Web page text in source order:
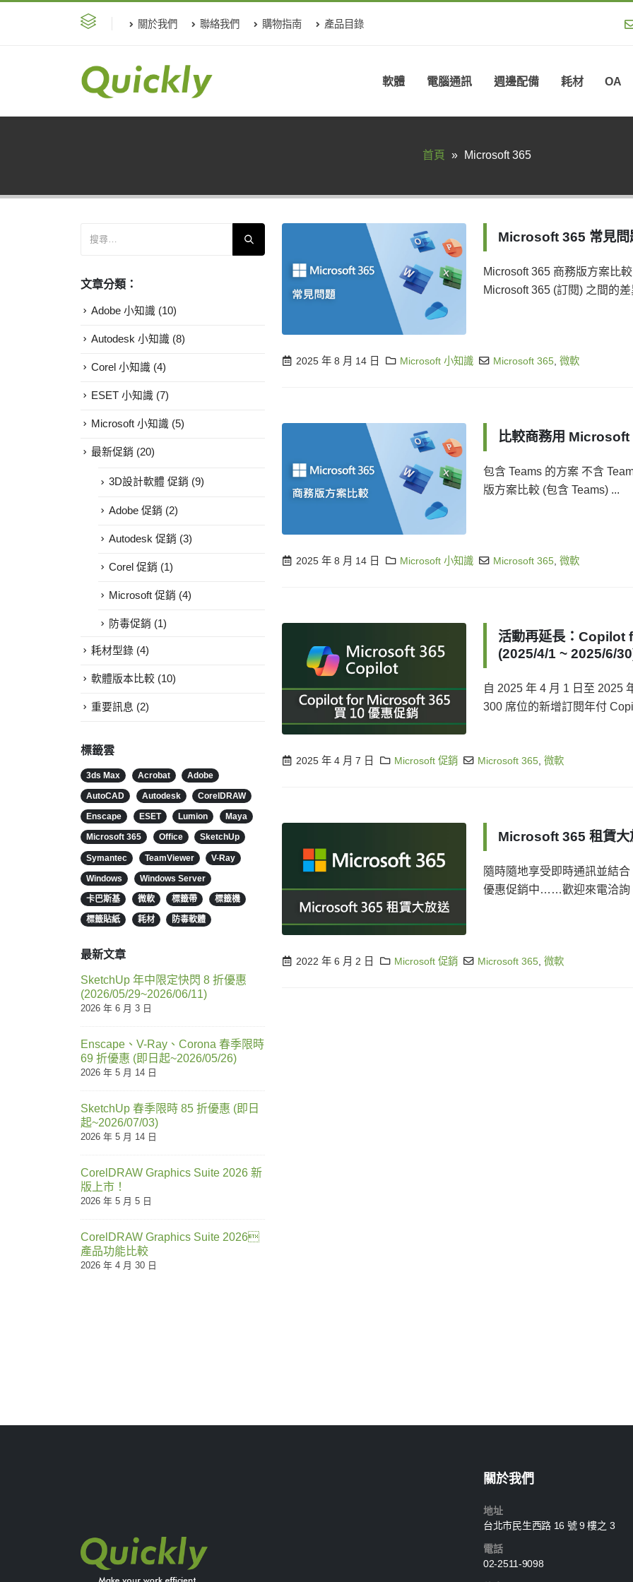
關於我們 聯絡我們 購物指南 產品目錄
軟體 電腦通訊 週邊配備 耗材 OA
首頁 » Microsoft 365
Microsoft 365 常見問
Microsoft 365 商務版方案比
Microsoft 365 (訂閱) 之間的
2025 年 8 月 14 日 Microsoft 小知識 Microsoft 365 ,微軟
比較商務用 Microsoft
包含 Teams 的方案 不含
版方案比較 (包含 Teams) ...
2025 年 8 月 14 日 Microsoft 小知識 Microsoft 365,微軟
活動再延長：Copilot
(2025/4/1 ~ 2025/6/
自 2025 年 4 月 1 日至 2025
300 席位的新增訂閱年付
2025 年 4 月 7 日 Microsoft 促銷 Microsoft 365,微軟
Microsoft 365 租賃大
隨時隨地享受即時通訊並結
優惠促銷中……歡迎來電洽詢
2022 年 6 月 2 日 Microsoft 促銷 Microsoft 365 ,微軟
文章分類：
Adobe 小知識 (10)
Autodesk 小知識 (8)
Corel 小知識 (4)
ESET 小知識 (7)
Microsoft 小知識 (5)
最新促銷 (20)
3D設計軟體 促銷 (9)
Adobe 促銷 (2)
Autodesk 促銷 (3)
Corel 促銷 (1)
Microsoft 促銷 (4)
防毒促銷 (1)
耗材型錄 (4)
軟體版本比較 (10)
重要訊息 (2)
標籤雲
3ds Max Acrobat Adobe
AutoCAD Autodesk CorelDRAW
Enscape ESET Lumion Maya
Microsoft 365 Office SketchUp
Symantec TeamViewer V-Ray
Windows Windows Server
卡巴斯基 微軟 標籤帶 標籤機
標籤貼紙 耗材 防毒軟體
最新文章
SketchUp 年中限定快閃 8 折優惠
(2026/05/29~2026/06/11)
2026 年 6 月 3 日
Enscape、V-Ray、Corona 春季限時
69 折優惠 (即日起~2026/05/26)
2026 年 5 月 14 日
SketchUp 春季限時 85 折優惠 (即日
起~2026/07/03)
2026 年 5 月 14 日
CorelDRAW Graphics Suite 2026 新
版上市！
2026 年 5 月 5 日
CorelDRAW Graphics Suite 2026
產品功能比較
2026 年 4 月 30 日
關於我們
地址
台北市民生西路 16 號 9 樓之 3
電話
02-2511-9098